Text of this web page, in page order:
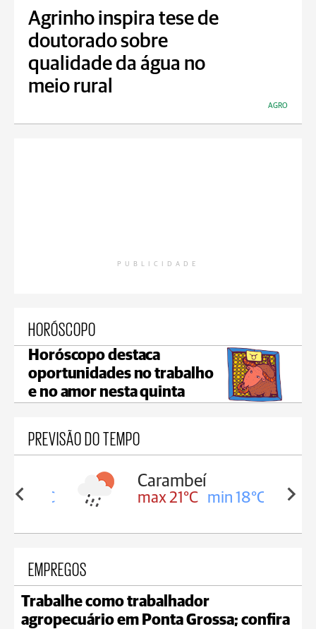
Agrinho inspira tese de
doutorado sobre
qualidade da água no
meio rural
AGRO
PUBLICIDADE
HORÓSCOPO
Horóscopo destaca
oportunidades no trabalho
e no amor nesta quinta
PREVISÃO DO TEMPO
18°C
Carambeí
max 21°C min 18°C
EMPREGOS
Trabalhe como trabalhador
agropecuário em Ponta Grossa; confira